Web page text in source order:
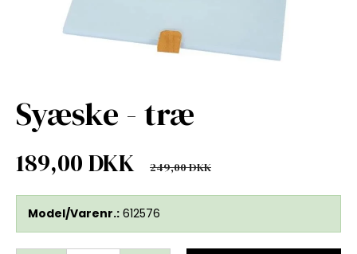
Syæske - træ
189,00 DKK 249,00 DKK
Model/Varenr.: 612576